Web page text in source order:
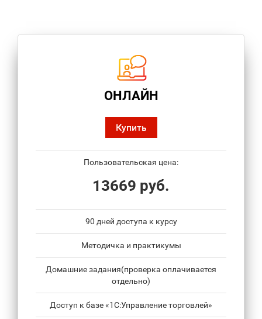
ОНЛАЙН
Купить
Пользовательская цена:
13669 руб.
90 дней доступа к курсу
Методичка и практикумы
Домашние задания(проверка оплачивается
отдельно)
Доступ к базе «1С:Управление торговлей»